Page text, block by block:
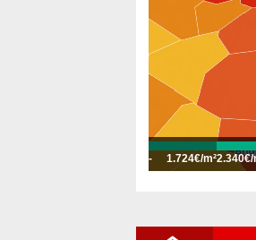
- 1.724€/m²2.340€/